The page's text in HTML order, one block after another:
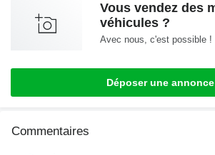
Vous vendez des
véhicules ?
Avec nous, c'est possible !
Déposer une annonce
Commentaires